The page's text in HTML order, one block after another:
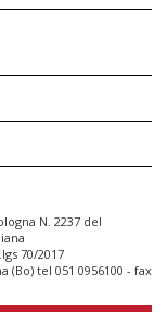
N. 2237 del
70/2017
tel 051 0956100 - fax